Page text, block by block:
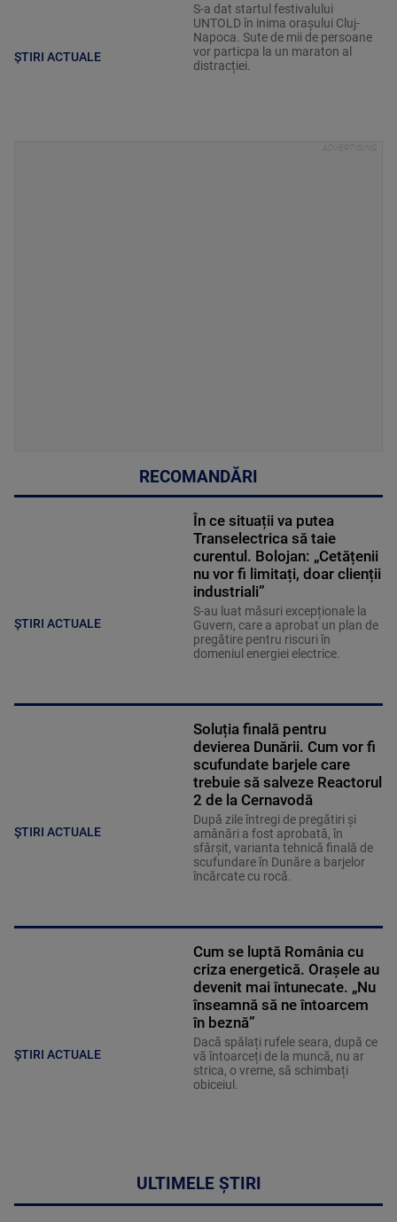
ȘTIRI ACTUALE
S-a dat startul festivalului
UNTOLD în inima orașului Cluj-
Napoca. Sute de mii de persoane
vor particpa la un maraton al
distracției.
RECOMANDĂRI
ȘTIRI ACTUALE
În ce situații va putea
Transelectrica să taie
curentul. Bolojan: „Cetățenii
nu vor fi limitați, doar clienții
industriali”
S-au luat măsuri excepționale la
Guvern, care a aprobat un plan de
pregătire pentru riscuri în
domeniul energiei electrice.
ȘTIRI ACTUALE
Soluția finală pentru
devierea Dunării. Cum vor fi
scufundate barjele care
trebuie să salveze Reactorul
2 de la Cernavodă
După zile întregi de pregătiri și
amânări a fost aprobată, în
sfârșit, varianta tehnică finală de
scufundare în Dunăre a barjelor
încărcate cu rocă.
ȘTIRI ACTUALE
Cum se luptă România cu
criza energetică. Orașele au
devenit mai întunecate. „Nu
înseamnă să ne întoarcem
în beznă”
Dacă spălați rufele seara, după ce
vă întoarceți de la muncă, nu ar
strica, o vreme, să schimbați
obiceiul.
ULTIMELE ȘTIRI